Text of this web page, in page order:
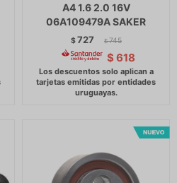
A4 1.6 2.0 16V
06A109479A SAKER
$727 $ 745
$ 618